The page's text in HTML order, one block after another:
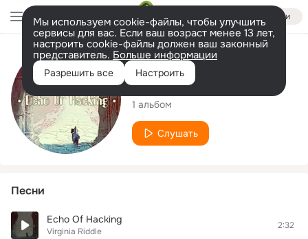
Войти
Мы используем cookie-файлы, чтобы улучшить
сервисы для вас. Если ваш возраст менее 13 лет,
настроить cookie-файлы должен ваш законный
представитель. Больше информации
Разрешить все Настроить
Исполнитель
Virginia Riddle
1 альбом
Слушать
Песни
Echo Of Hacking
Virginia Riddle
2:32